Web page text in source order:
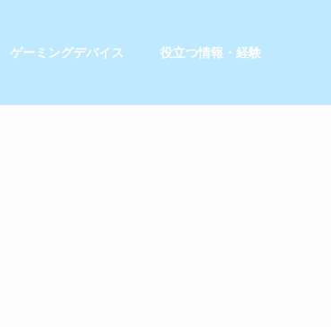
ゲーミングデバイス 役立つ情報・経験